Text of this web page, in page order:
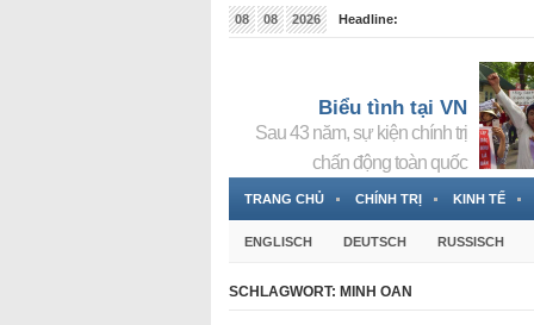
08 08 2026
Headline:
Biểu tình tại VN
Sau 43 năm, sự kiện chính trị
chấn động toàn quốc
TRANG CHỦ CHÍNH TRỊ KINH TẾ
ENGLISCH DEUTSCH RUSSISCH
SCHLAGWORT: MINH OAN